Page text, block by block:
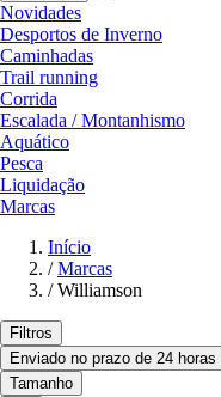
Novidades
Desportos de Inverno
Caminhadas
Trail running
Corrida
Escalada / Montanhismo
Aquático
Pesca
Liquidação
Marcas
Início
/ Marcas
/ Williamson
Filtros
Enviado no prazo de 24 horas
Tamanho